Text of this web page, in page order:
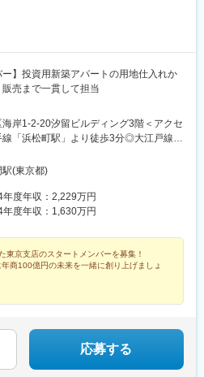
ー】投資用新築アパートの用地仕入れか
売まで一貫して担当
海岸1-2-20汐留ビルディング3階＜アクセ
「浜松町駅」より徒歩3分◎大江戸線・
歩4分◎ゆりかもめ「竹芝駅」より徒歩
策：オフィス内禁煙
(東京都)
度年収：2,229万円
度年収：1,630万円
東京支店のスタートメンバーを募集！
商100億円の未来を一緒に創り上げましょ
員や管理職への挑戦も！
応募する